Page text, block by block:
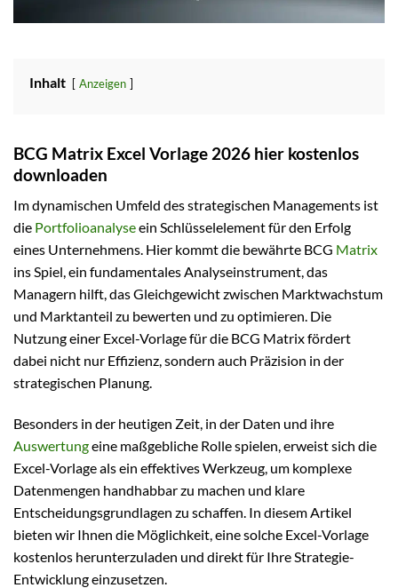
Inhalt Anzeigen
BCG Matrix Excel Vorlage 2026 hier kostenlos
downloaden
Im dynamischen Umfeld des strategischen Managements ist
die Portfolioanalyseein Schlüsselelement für den Erfolg
eines Unternehmens. Hier kommt die bewährte BCG Matrix
ins Spiel, ein fundamentales Analyseinstrument, das
Managern hilft, das Gleichgewicht zwischen Marktwachstum
und Marktanteil zu bewerten und zu optimieren. Die
Nutzung einer Excel-Vorlage für die BCG Matrix fördert
dabei nicht nur Effizienz, sondern auch Präzision in der
strategischen Planung.
Besonders in der heutigen Zeit, in der Daten und ihre
Auswertungeine maßgebliche Rolle spielen, erweist sich die
Excel-Vorlage als ein effektives Werkzeug, um komplexe
Datenmengen handhabbar zu machen und klare
Entscheidungsgrundlagen zu schaffen. In diesem Artikel
bieten wir Ihnen die Möglichkeit, eine solche Excel-Vorlage
kostenlos herunterzuladen und direkt für Ihre Strategie-
Entwicklung einzusetzen.